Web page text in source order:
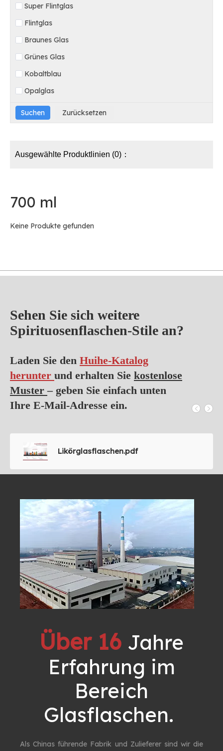
Super Flintglas
Flintglas
Braunes Glas
Grünes Glas
Kobaltblau
Opalglas
Ausgewählte Produktlinien (0)：
700 ml
Keine Produkte gefunden
Sehen Sie sich weitere
Spirituosenflaschen-Stile an?
Laden Sie den Huihe-Katalog
herunter und erhalten Sie kostenlose
Muster– geben Sie einfach unten
Ihre E-Mail-Adresse ein.
Likörglasflaschen.pdf
Über 16 Jahre
Erfahrung im
Bereich
Glasflaschen. ​​​​​​​
Als Chinas führende Fabrik und Zulieferer sind wir die